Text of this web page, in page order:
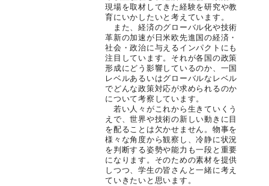
現場を取材してきた経験を研究や教
育にいかしたいと考えています。
また、経済のグローバル化や技術
革新の加速が日米欧先進国の経済・
社会・政治に与えるインパクトにも
注目しています。それが各国の政策
形成にどう影響しているのか、一国
レベルあるいはグローバルなレベル
でどんな政策対応が求められるのか
について考察しています。
若い人々がこれから生きていくう
えで、世界や技術の新しい動きに目
を配ることは欠かせません。物事を
様々な角度から観察し、冷静に状況
を判断する姿勢や能力も一段と重要
になります。そのための素材を提供
しつつ、学生の皆さんと一緒に考え
ていきたいと思います。